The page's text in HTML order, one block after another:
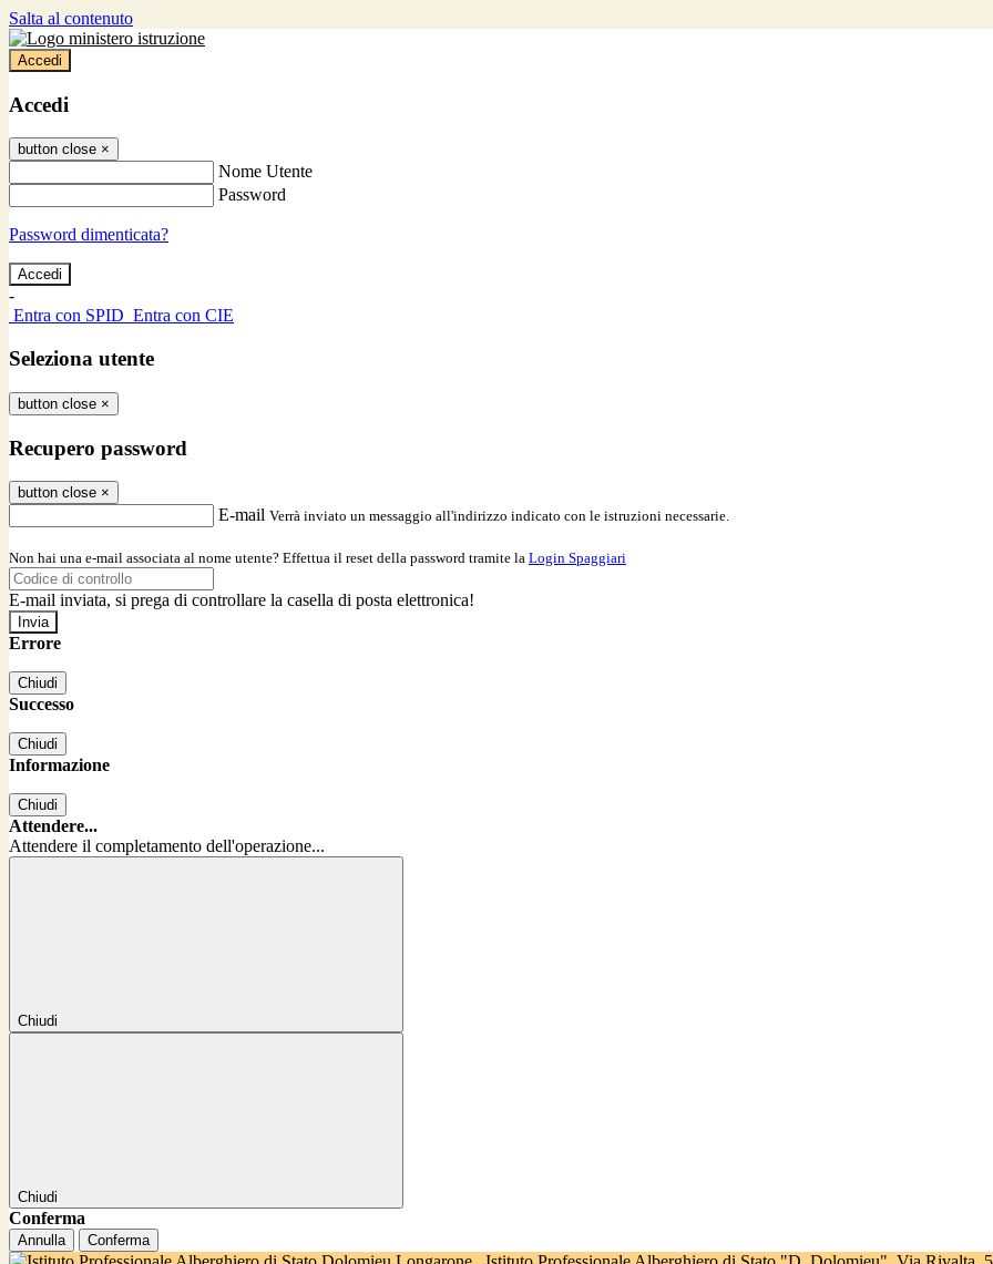
Salta al contenuto
Accedi
Accedi
button close ×
Nome Utente
Password
Password dimenticata?
-
Entra con SPID Entra con CIE
Seleziona utente
button close ×
Recupero password
button close ×
E-mail Verrà inviato un messaggio all'indirizzo indicato con le istruzioni necessarie.
Non hai una e-mail associata al nome utente? Effettua il reset della password tramite la Login Spaggiari
E-mail inviata, si prega di controllare la casella di posta elettronica!
Errore
Chiudi
Successo
Chiudi
Informazione
Chiudi
Attendere...
Attendere il completamento dell'operazione...
Chiudi
Chiudi
Conferma
Annulla Conferma